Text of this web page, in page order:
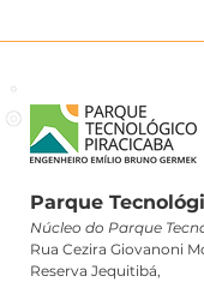
Parque
Núcleo do Parque
Rua Cezira Giovanoni
Reserva Jequitibá,